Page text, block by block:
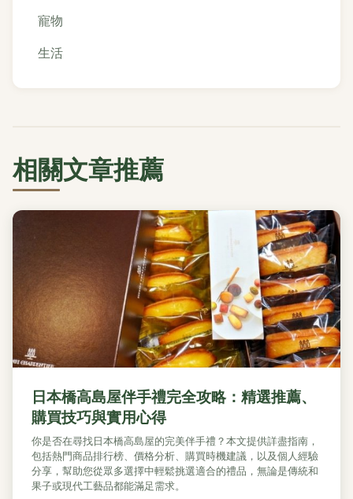
寵物
生活
相關文章推薦
日本橋高島屋伴手禮完全攻略：精選推薦、
購買技巧與實用心得
你是否在尋找日本橋高島屋的完美伴手禮？本文提供詳盡指南，
包括熱門商品排行榜、價格分析、購買時機建議，以及個人經驗
分享，幫助您從眾多選擇中輕鬆挑選適合的禮品，無論是傳統和
果子或現代工藝品都能滿足需求。